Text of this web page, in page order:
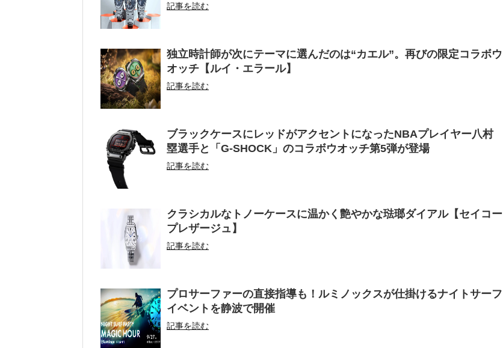
記事を読む
独立時計師が次にテーマに選んだのは“カエル”。再びの限定コラボウ
オッチ【ルイ・エラール】
記事を読む
ブラックケースにレッドがアクセントになったNBAプレイヤー八村
塁選手と「G-SHOCK」のコラボウオッチ第5弾が登場
記事を読む
クラシカルなトノーケースに温かく艶やかな琺瑯ダイアル【セイコー
プレザージュ】
記事を読む
プロサーファーの直接指導も！ルミノックスが仕掛けるナイトサーフ
イベントを静波で開催
記事を読む